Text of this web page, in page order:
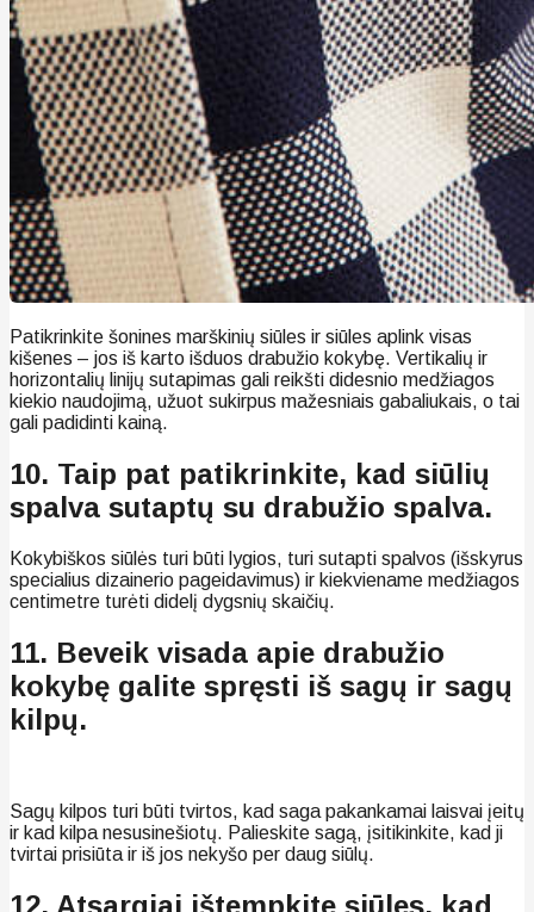
Patikrinkite šonines marškinių siūles ir siūles aplink visas
kišenes – jos iš karto išduos drabužio kokybę. Vertikalių ir
horizontalių linijų sutapimas gali reikšti didesnio medžiagos
kiekio naudojimą, užuot sukirpus mažesniais gabaliukais, o tai
gali padidinti kainą.
10. Taip pat patikrinkite, kad siūlių
spalva sutaptų su drabužio spalva.
Kokybiškos siūlės turi būti lygios, turi sutapti spalvos (išskyrus
specialius dizainerio pageidavimus) ir kiekviename medžiagos
centimetre turėti didelį dygsnių skaičių.
11. Beveik visada apie drabužio
kokybę galite spręsti iš sagų ir sagų
kilpų.
Sagų kilpos turi būti tvirtos, kad saga pakankamai laisvai įeitų
ir kad kilpa nesusinešiotų. Palieskite sagą, įsitikinkite, kad ji
tvirtai prisiūta ir iš jos nekyšo per daug siūlų.
12. Atsargiai ištempkite siūles, kad